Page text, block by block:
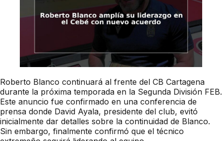
Roberto Blanco continuará al frente del CB Cartagena
durante la próxima temporada en la Segunda División FEB.
Este anuncio fue confirmado en una conferencia de
prensa donde David Ayala, presidente del club, evitó
inicialmente dar detalles sobre la continuidad de Blanco.
Sin embargo, finalmente confirmó que el técnico